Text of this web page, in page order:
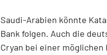
Saudi-Arabien könnte
Bank folgen. Auch die
Cryan bei einer